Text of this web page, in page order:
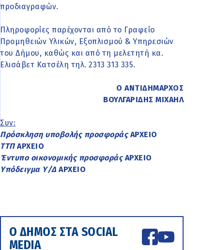
προδιαγραφών.
Πληροφορίες παρέχονται από το Γραφείο
Προμηθειών Υλικών, Εξοπλισμού & Υπηρεσιών
του Δήμου, καθώς και από τη μελετητή κα.
Ελισάβετ Κατσέλη τηλ. 2313 313 335.
Ο ΑΝΤΙΔΗΜΑΡΧΟΣ
ΒΟΥΛΓΑΡΙΔΗΣ ΜΙΧΑΗΛ
Συν:
Πρόσκληση υποβολής προσφοράςΑΡΧΕΙΟ
ΤΤΠΑΡΧΕΙΟ
Έντυπο οικονομικής προσφοράςΑΡΧΕΙΟ
Υπόδειγμα Υ/Δ ΑΡΧΕΙΟ
Ο ΔΗΜΟΣ ΣΤΑ SOCIAL
MEDIA